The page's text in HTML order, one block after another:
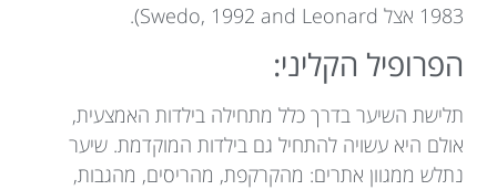
1983 אצל Swedo, 1992 and Leonard).
הפרופיל הקליני:
תלישת השיער בדרך כלל מתחילה בילדות האמצעית,
אולם היא עשויה להתחיל גם בילדות המוקדמת. שיער
נתלש ממגוון אתרים: מהקרקפת, מהריסים, מהגבות,